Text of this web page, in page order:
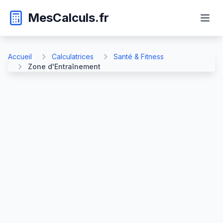
MesCalculs.fr
Accueil Calculatrices
Santé & Fitness
Zone d'Entraînement